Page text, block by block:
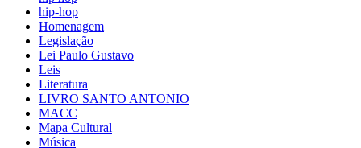
hip-hop
Homenagem
Legislação
Lei Paulo Gustavo
Leis
Literatura
LIVRO SANTO ANTONIO
MACC
Mapa Cultural
Música